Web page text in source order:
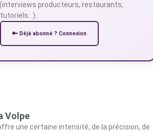
producteurs, restaurants,
tutoriels…).
🔑 Déjà abonné ? Connexion
Volpe
une certaine intensité, de la précision, de